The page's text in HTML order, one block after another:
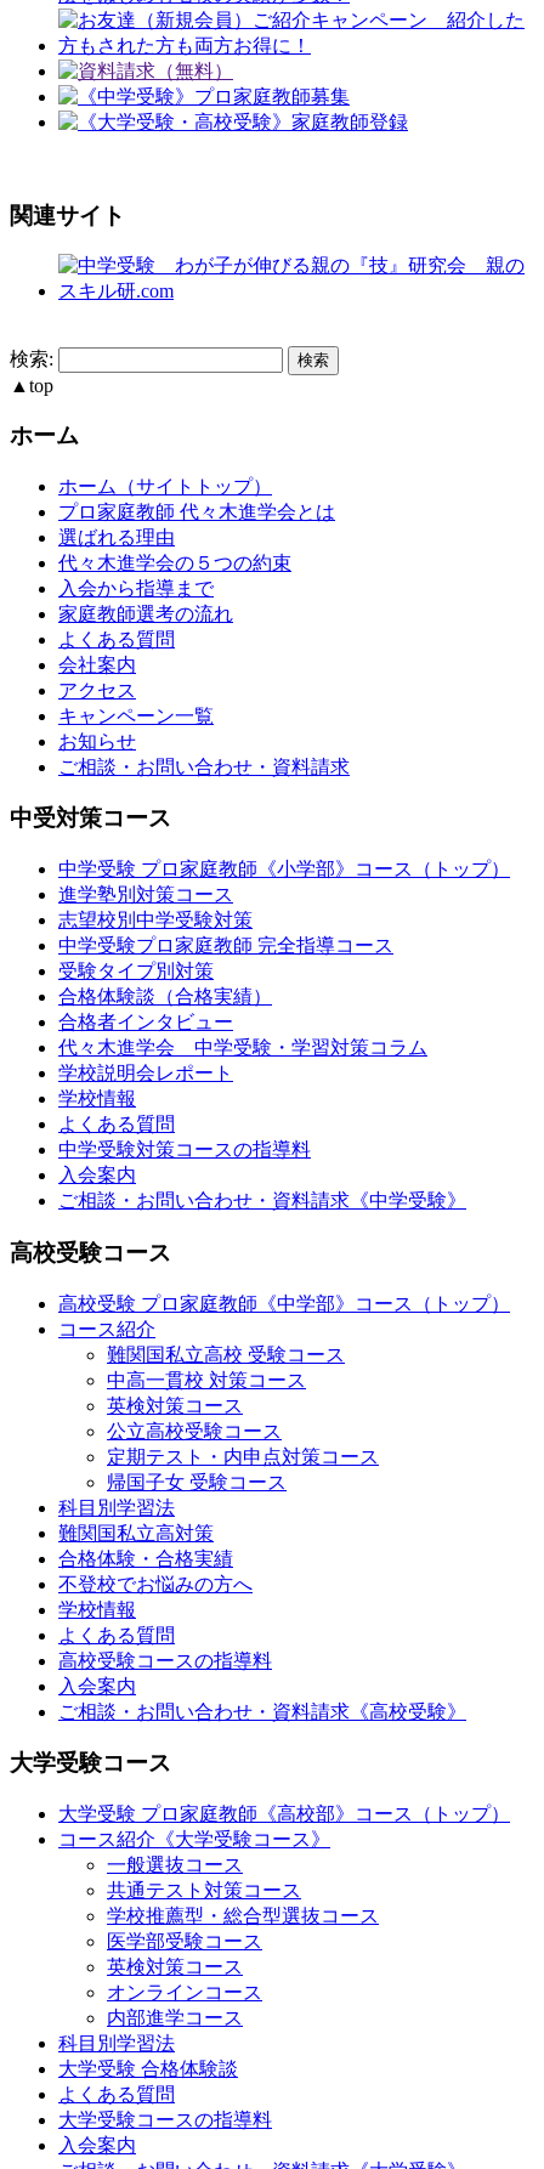
関連サイト
検索:
▲ top
ホーム
ホーム（サイトトップ）
プロ家庭教師 代々木進学会とは
選ばれる理由
代々木進学会の５つの約束
入会から指導まで
家庭教師選考の流れ
よくある質問
会社案内
アクセス
キャンペーン一覧
お知らせ
ご相談・お問い合わせ・資料請求
中受対策コース
中学受験 プロ家庭教師《小学部》 コース
（トップ）
進学塾別対策コース
志望校別中学受験対策
中学受験プロ家庭教師 完全指導コース
受験タイプ別対策
合格体験談（合格実績）
合格者インタビュー
代々木進学会 中学受験・学習対策コラム
学校説明会レポート
学校情報
よくある質問
中学受験対策コースの指導料
入会案内
ご相談・お問い合わせ・資料請求《中学受験》
高校受験コース
高校受験 プロ家庭教師 《中学部》
コース（トップ）
コース紹介
難関国私立高校 受験コース
中高一貫校 対策コース
英検対策コース
公立高校受験コース
定期テスト・内申点対策コース
帰国子女 受験コース
科目別学習法
難関国私立高対策
合格体験・合格実績
不登校でお悩みの方へ
学校情報
よくある質問
高校受験コースの指導料
入会案内
ご相談・お問い合わせ・資料請求《高校受験》
大学受験コース
大学受験 プロ家庭教師 《高校部》
コース（トップ）
コース紹介《大学受験コース》
一般選抜コース
共通テスト対策コース
学校推薦型・総合型選抜コース
医学部受験コース
英検対策コース
オンラインコース
内部進学コース
科目別学習法
大学受験 合格体験談
よくある質問
大学受験コースの指導料
入会案内